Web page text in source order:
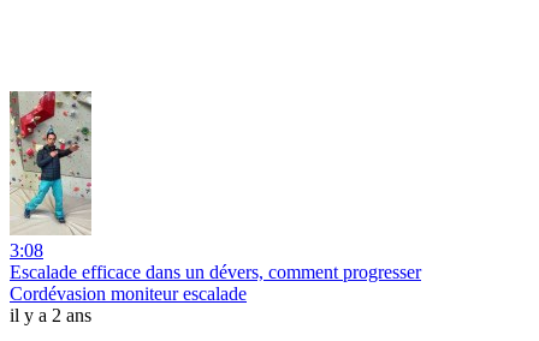
3:08
Escalade efficace dans un dévers, comment progresser
Cordévasion moniteur escalade
il y a 2 ans